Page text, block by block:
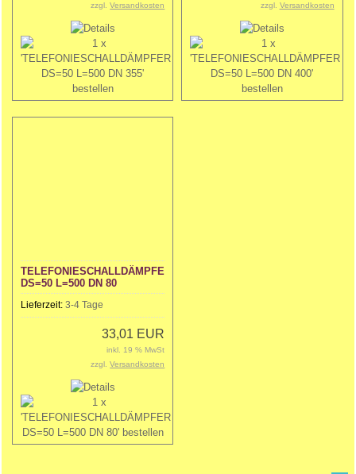
zzgl.Versandkosten
zzgl. Versandkosten
TELEFONIESCHALLDÄMPFER
DS=50 L=500 DN 80
Lieferzeit: 3-4 Tage
33,01 EUR
inkl. 19 % MwSt
zzgl.Versandkosten